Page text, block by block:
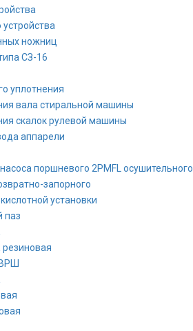
ножниц
СЗ-16
уплотнения
вала стиральной машины
скалок рулевой машины
аппарели
поршневого 2PMFL осушительного
запорного
установки
паз